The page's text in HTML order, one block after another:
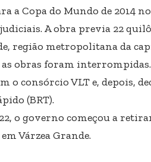
a Copa do Mundo de 2014
A obra previa 22
região metropolitana da
as obras foram
o consórcio VLT e, depois,
(BRT).
o governo começou a
Várzea Grande.